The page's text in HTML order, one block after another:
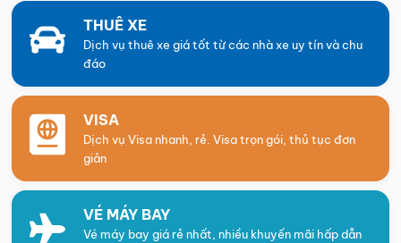
THUÊ XE
Dịch vụ thuê xe giá tốt từ các nhà xe uy tín và chu
đáo
VISA
Dịch vụ Visa nhanh, rẻ. Visa trọn gói, thủ tục đơn
giản
VÉ MÁY BAY
Vé máy bay giá rẻ nhất, nhiều khuyến mãi hấp dẫn